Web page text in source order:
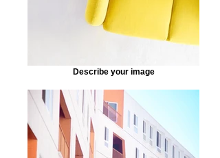
Describe your image